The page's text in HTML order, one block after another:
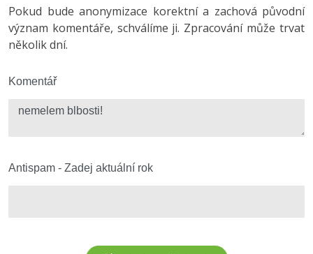
WordPress specialista
Umělá inteligence (AI) -10%
Fórum
Windows
Kybernetická bezpečnost
Fórum
Pokud bude anonymizace korektní a zachová původní
význam komentáře, schválíme ji. Zpracování může trvat
několik dní.
Komentář
Antispam - Zadej aktuální rok